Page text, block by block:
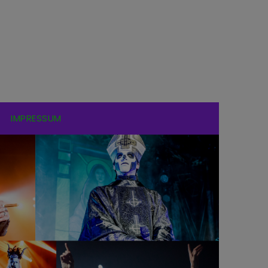
IMPRESSUM